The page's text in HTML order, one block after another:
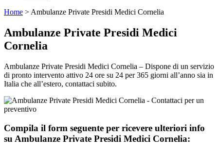
Home > Ambulanze Private Presidi Medici Cornelia
Ambulanze Private Presidi Medici
Cornelia
Ambulanze Private Presidi Medici Cornelia – Dispone di un servizio
di pronto intervento attivo 24 ore su 24 per 365 giorni all’anno sia in
Italia che all’estero, contattaci subito.
Compila il form seguente per ricevere ulteriori info
su Ambulanze Private Presidi Medici Cornelia: